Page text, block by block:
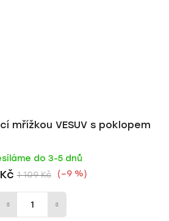
mřížkou VESUV s poklopem
do 3-5 dnů
1 109 Kč (–9 %)